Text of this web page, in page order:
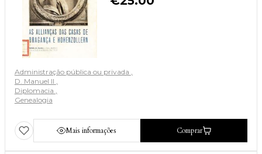
Administração pública ou privada
D. Manuel II
Diplomacia
Genealogia
Mais informações Comprar